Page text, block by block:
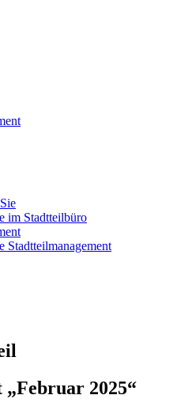
im Stadtteilbüro
Stadtteilmanagement
2025“